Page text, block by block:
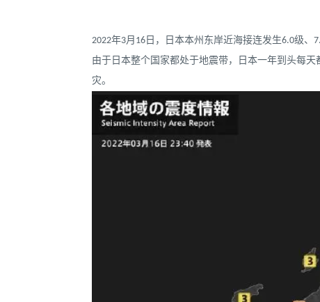
2022年3月16日，日本本州东岸近海接连发生6.0级
由于日本整个国家都处于地震带，日本一年到头每
灾。